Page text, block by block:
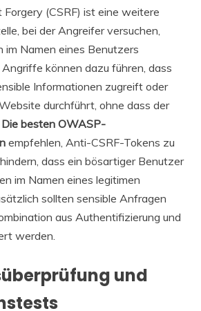
(CSRF) ist eine weitere
bei der Angreifer versuchen,
Namen eines Benutzers
können dazu führen, dass
Informationen zugreift oder
durchführt, ohne dass der
Die besten OWASP-
empfehlen, Anti-CSRF-Tokens zu
dass ein bösartiger Benutzer
im Namen eines legitimen
sollten sensible Anfragen
aus Authentifizierung und
werden.
und